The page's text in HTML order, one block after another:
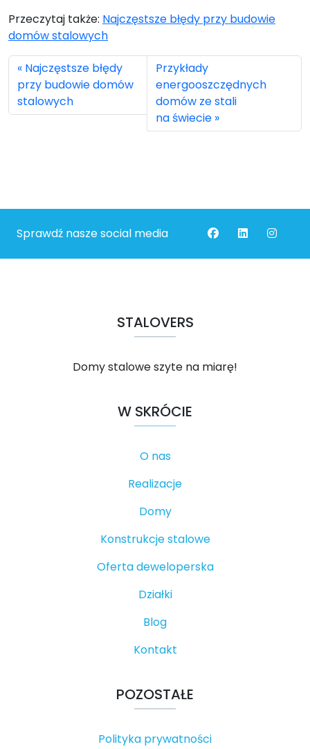
Przeczytaj także: Najczęstsze błędy przy budowie
domów stalowych
Najczęstsze błędy
przy budowie domów
stalowych
Przykłady
energooszczędnych
domów ze stali
na świecie
Sprawdź nasze social media
STALOVERS
Domy stalowe szyte na miarę!
W SKRÓCIE
O nas
Realizacje
Domy
Konstrukcje stalowe
Oferta deweloperska
Działki
Blog
Kontakt
POZOSTAŁE
Polityka prywatności